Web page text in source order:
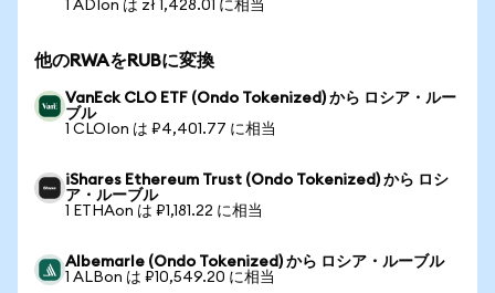
1 ADIon は zł 1,428.01 に相当
他のRWAをRUBに変換
VanEck CLO ETF (Ondo Tokenized) から ロシア・ルー
ブル
1 CLOIon は ₽4,401.77 に相当
iShares Ethereum Trust (Ondo Tokenized) から ロシ
ア・ルーブル
1 ETHAon は ₽1,181.22 に相当
Albemarle (Ondo Tokenized) から ロシア・ルーブル
1 ALBon は ₽10,549.20 に相当